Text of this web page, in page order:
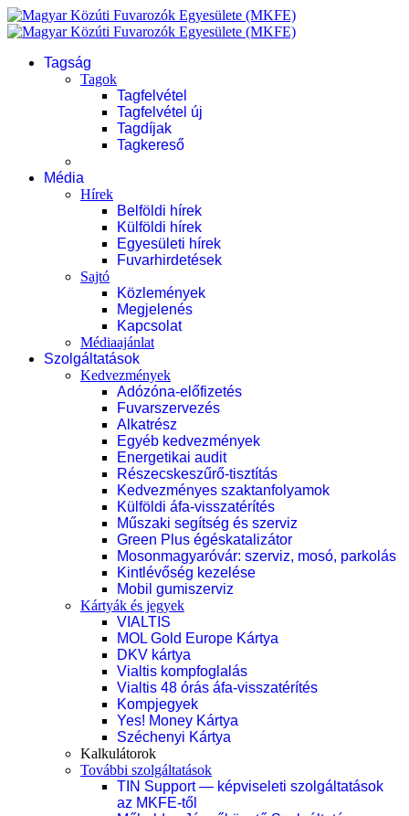
Tagság
Tagok
Tagfelvétel
Tagfelvétel új
Tagdíjak
Tagkereső
Média
Hírek
Belföldi hírek
Külföldi hírek
Egyesületi hírek
Fuvarhirdetések
Sajtó
Közlemények
Megjelenés
Kapcsolat
Médiaajánlat
Szolgáltatások
Kedvezmények
Adózóna-előfizetés
Fuvarszervezés
Alkatrész
Egyéb kedvezmények
Energetikai audit
Részecskeszűrő-tisztítás
Kedvezményes szaktanfolyamok
Külföldi áfa-visszatérítés
Műszaki segítség és szerviz
Green Plus égéskatalizátor
Mosonmagyaróvár: szerviz, mosó, parkolás
Kintlévőség kezelése
Mobil gumiszerviz
Kártyák és jegyek
VIALTIS
MOL Gold Europe Kártya
DKV kártya
Vialtis kompfoglalás
Vialtis 48 órás áfa-visszatérítés
Kompjegyek
Yes! Money Kártya
Széchenyi Kártya
Kalkulátorok
További szolgáltatások
TIN Support — képviseleti szolgáltatások
az MKFE-től